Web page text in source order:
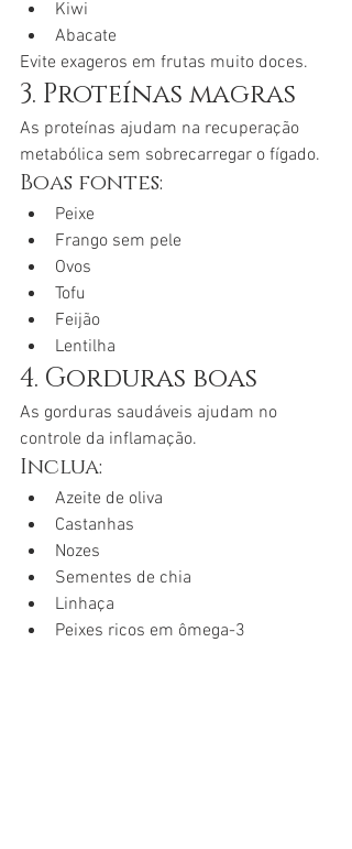
Kiwi
Abacate
Evite exageros em frutas muito doces.
3. Proteínas magras
As proteínas ajudam na recuperação
metabólica sem sobrecarregar o fígado.
Boas fontes:
Peixe
Frango sem pele
Ovos
Tofu
Feijão
Lentilha
4. Gorduras boas
As gorduras saudáveis ajudam no
controle da inflamação.
Inclua:
Azeite de oliva
Castanhas
Nozes
Sementes de chia
Linhaça
Peixes ricos em ômega-3